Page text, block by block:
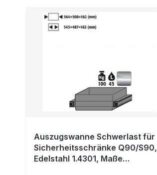
Auszugswanne Schwerlast für
Sicherheitsschränke Q90/S90,
Edelstahl 1.4301, Maße